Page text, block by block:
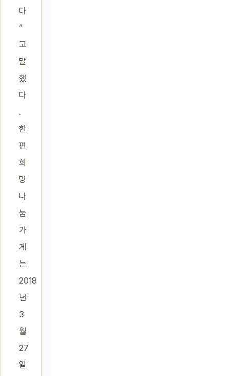
다
”
고
말
했
다
.
한
편
희
망
나
눔
가
게
는
2018
년
3
월
27
일